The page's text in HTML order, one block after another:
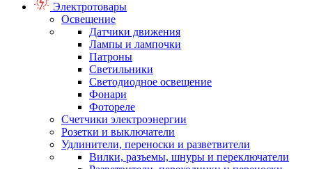
Электротовары
Освещение
Датчики движения
Лампы и лампочки
Патроны
Светильники
Светодиодное освещение
Фонари
Фотореле
Счетчики электроэнергии
Розетки и выключатели
Удлинители, переноски и разветвители
Вилки, разъемы, шнуры и переключатели